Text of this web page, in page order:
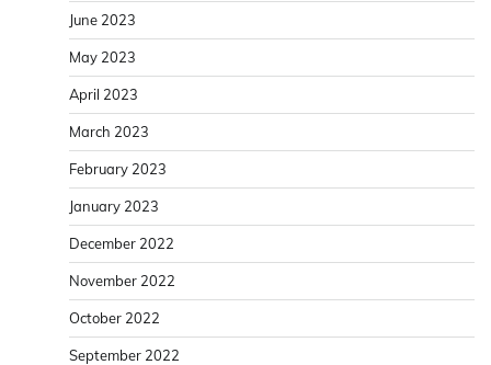
June 2023
May 2023
April 2023
March 2023
February 2023
January 2023
December 2022
November 2022
October 2022
September 2022